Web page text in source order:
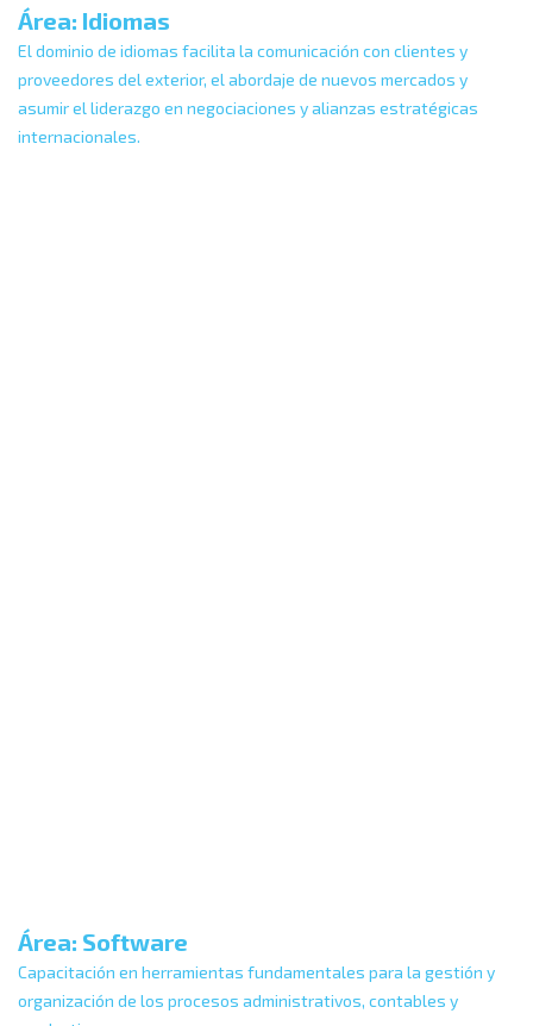
Área: Idiomas
El dominio de idiomas facilita la comunicación con clientes y
proveedores del exterior, el abordaje de nuevos mercados y
asumir el liderazgo en negociaciones y alianzas estratégicas
internacionales.
Área: Software
Capacitación en herramientas fundamentales para la gestión y
organización de los procesos administrativos, contables y